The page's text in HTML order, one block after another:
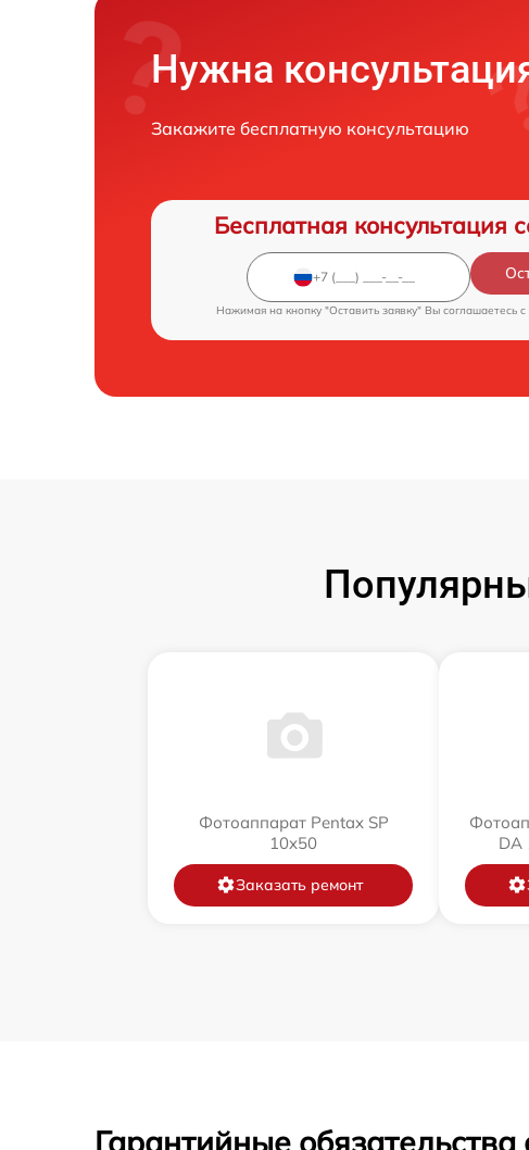
Нужна
Закажите бесплатную консультацию
Бесплатная консультация
Нажимая на кнопку "Оставить заявку" Вы соглашаетесь c
Фотоаппарат Pentax SP
10x50
Заказать ремонт
DA
Гарантийные